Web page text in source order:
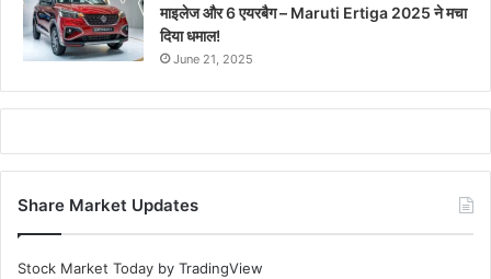
माइलेज और 6 एयरबैग – Maruti Ertiga 2025 ने मचा
दिया धमाल!
June 21, 2025
Share Market Updates
Stock Market Today by TradingView